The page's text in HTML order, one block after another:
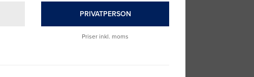
PRIVATPERSON
Priser inkl. moms